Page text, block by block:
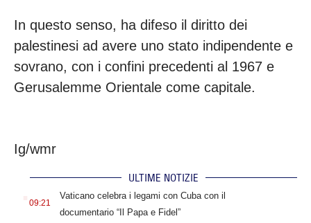
In questo senso, ha difeso il diritto dei
palestinesi ad avere uno stato indipendente e
sovrano, con i confini precedenti al 1967 e
Gerusalemme Orientale come capitale.
Ig/wmr
ULTIME NOTIZIE
09:21
Vaticano celebra i legami con Cuba con il
documentario “Il Papa e Fidel”